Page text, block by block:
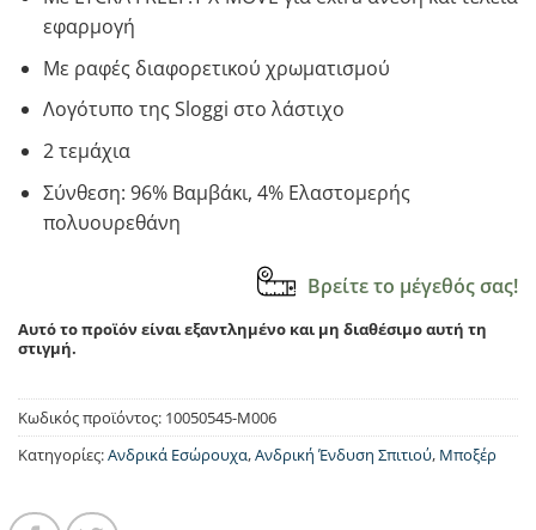
εφαρμογή
Με ραφές διαφορετικού χρωματισμού
Λογότυπο της Sloggi στο λάστιχο
2 τεμάχια
Σύνθεση: 96% Βαμβάκι, 4% Ελαστομερής
πολυουρεθάνη
Βρείτε το μέγεθός σας!
Αυτό το προϊόν είναι εξαντλημένο και μη διαθέσιμο αυτή τη
στιγμή.
Κωδικός προϊόντος: 10050545-Μ006
Κατηγορίες:Ανδρικά Εσώρουχα,Ανδρική Ένδυση Σπιτιού, Μποξέρ